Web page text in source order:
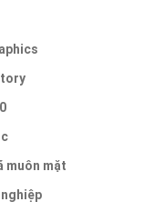
muôn mặt
nghiệp